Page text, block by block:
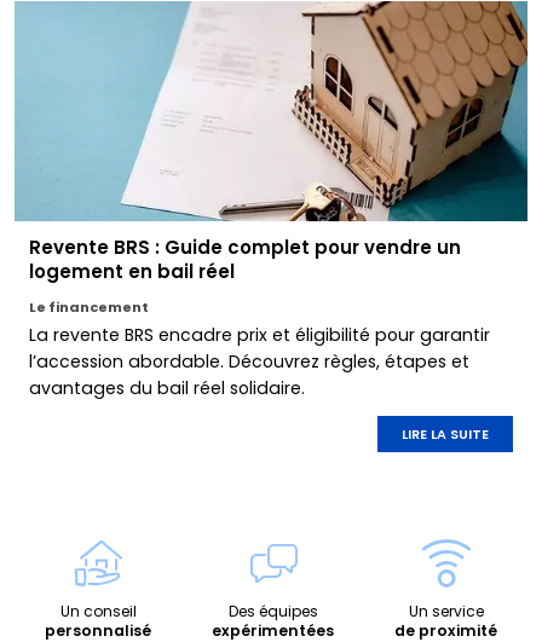
Revente BRS : Guide complet pour vendre un
logement en bail réel
Le financement
La revente BRS encadre prix et éligibilité pour garantir
l’accession abordable. Découvrez règles, étapes et
avantages du bail réel solidaire.
LIRE LA SUITE
Un conseil
personnalisé
Des équipes
expérimentées
Un service
de proximité